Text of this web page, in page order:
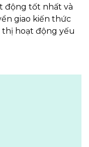
động tốt nhất và
giao kiến thức
thị hoạt động yếu